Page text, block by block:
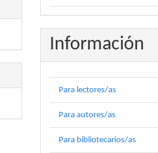
Información
Para lectores/as
Para autores/as
Para bibliotecarios/as